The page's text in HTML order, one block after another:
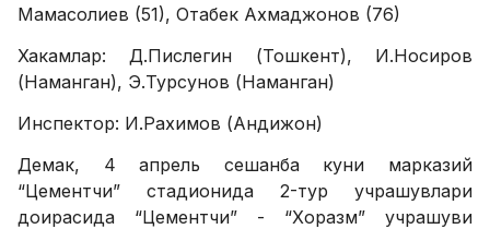
Мамасолиев (51), Отабек Ахмаджонов (76)
Хакамлар: Д.Пислегин (Тошкент), И.Носиров
(Наманган), Э.Турсунов (Наманган)
Инспектор: И.Рахимов (Андижон)
Демак, 4 апрель сешанба куни марказий
“Цементчи” стадионида 2-тур учрашувлари
доирасида “Цементчи” - “Хоразм” учрашуви